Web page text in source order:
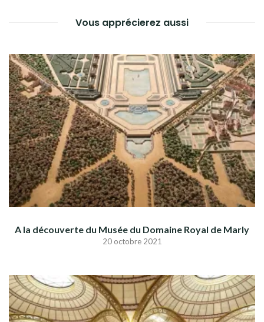
Vous apprécierez aussi
A la découverte du Musée du Domaine Royal de Marly
20 octobre 2021